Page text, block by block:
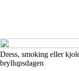
Dress, smoking eller
bryllupsdagen